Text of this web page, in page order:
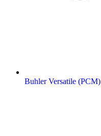
Buhler Versatile (РСМ)